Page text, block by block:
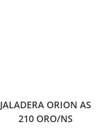
JALADERA ORION AS
210 ORO/NS